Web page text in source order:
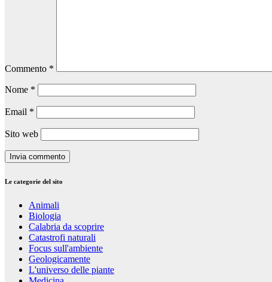
Commento *
Nome *
Email *
Sito web
Le categorie del sito
Animali
Biologia
Calabria da scoprire
Catastrofi naturali
Focus sull'ambiente
Geologicamente
L'universo delle piante